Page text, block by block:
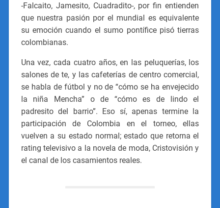
-Falcaito, Jamesito, Cuadradito-, por fin entienden
que nuestra pasión por el mundial es equivalente
su emoción cuando el sumo pontífice pisó tierras
colombianas.
Una vez, cada cuatro años, en las peluquerías, los
salones de te, y las cafeterías de centro comercial,
se habla de fútbol y no de “cómo se ha envejecido
la niña Mencha” o de “cómo es de lindo el
padresito del barrio”. Eso sí, apenas termine la
participación de Colombia en el torneo, ellas
vuelven a su estado normal; estado que retorna el
rating televisivo a la novela de moda, Cristovisión y
el canal de los casamientos reales.